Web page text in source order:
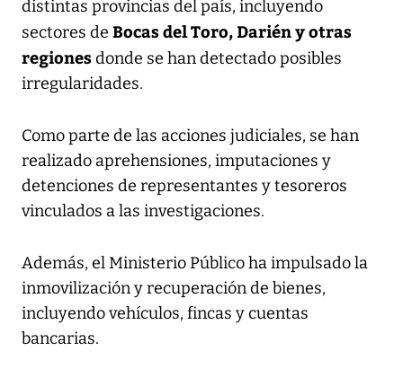
distintas provincias del país, incluyendo
sectores de Bocas del Toro, Darién y otras
regionesdonde se han detectado posibles
irregularidades.
Como parte de las acciones judiciales, se han
realizado aprehensiones, imputaciones y
detenciones de representantes y tesoreros
vinculados a las investigaciones.
Además, el Ministerio Público ha impulsado la
inmovilización y recuperación de bienes,
incluyendo vehículos, fincas y cuentas
bancarias.